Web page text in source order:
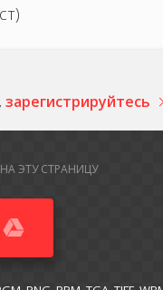
зарегистрируйтесь
ЭТУ СТРАНИЦУ